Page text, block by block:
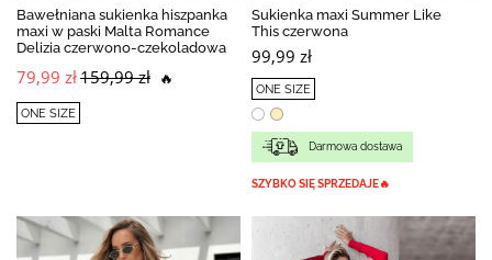
Bawełniana sukienka hiszpanka
maxi w paski Malta Romance
Delizia czerwono-czekoladowa
79,99 zł159,99 zł 🔥
ONE SIZE
Sukienka maxi Summer Like
This czerwona
99,99 zł
ONE SIZE
Darmowa dostawa
SZYBKO SIĘ SPRZEDAJE🔥